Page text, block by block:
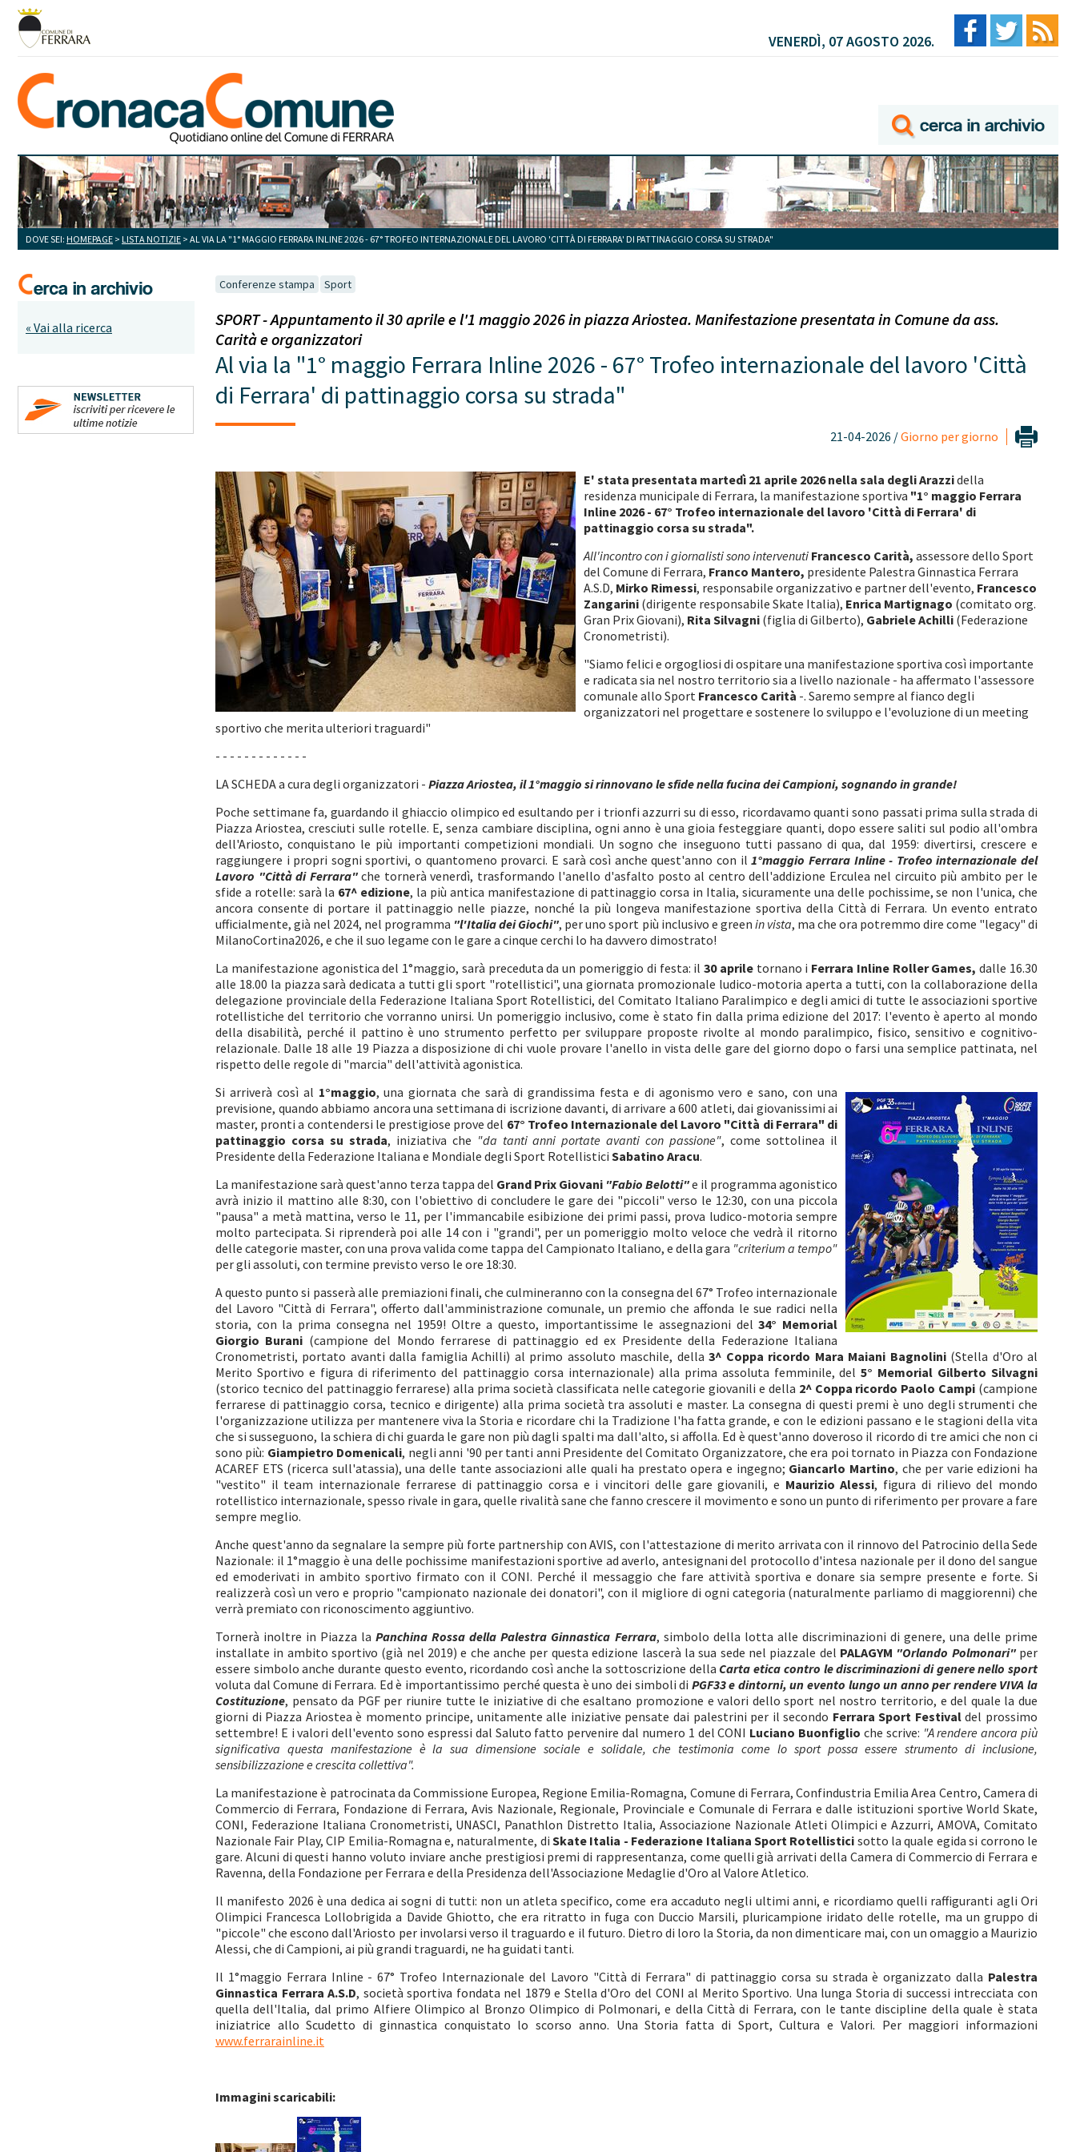
VENERDÌ, 07 AGOSTO 2026.
DOVE SEI: HOMEPAGE > LISTA NOTIZIE > AL VIA LA "1° MAGGIO FERRARA INLINE 2026 - 67° TROFEO INTERNAZIONALE DEL LAVORO 'CITTÀ DI FERRARA' DI PATTINAGGIO CORSA SU STRADA"
« Vai alla ricerca
Conferenze stampa Sport
SPORT - Appuntamento il 30 aprile e l'1 maggio 2026 in piazza Ariostea. Manifestazione presentata in Comune da ass.
Carità e organizzatori
Al via la "1° maggio Ferrara Inline 2026 - 67° Trofeo internazionale del lavoro 'Città
di Ferrara' di pattinaggio corsa su strada"
21-04-2026 /Giorno per giorno
E' stata presentata martedì 21 aprile 2026 nella sala degli Arazzidella
residenza municipale di Ferrara, la manifestazione sportiva "1° maggio Ferrara
Inline 2026 - 67° Trofeo internazionale del lavoro 'Città di Ferrara' di
pattinaggio corsa su strada".
All'incontro con i giornalisti sono intervenuti Francesco Carità, assessore dello Sport
del Comune di Ferrara, Franco Mantero, presidente Palestra Ginnastica Ferrara
A.S.D, Mirko Rimessi, responsabile organizzativo e partner dell'evento, Francesco
Zangarini (dirigente responsabile Skate Italia), Enrica Martignago (comitato org.
Gran Prix Giovani), Rita Silvagni (figlia di Gilberto), Gabriele Achilli (Federazione
Cronometristi).
"Siamo felici e orgogliosi di ospitare una manifestazione sportiva così importante
e radicata sia nel nostro territorio sia a livello nazionale - ha affermato l'assessore
comunale allo Sport Francesco Carità -. Saremo sempre al fianco degli
organizzatori nel progettare e sostenere lo sviluppo e l'evoluzione di un meeting
sportivo che merita ulteriori traguardi"
- - - - - - - - - - - - -
LA SCHEDA a cura degli organizzatori - Piazza Ariostea, il 1°maggio si rinnovano le sfide nella fucina dei Campioni, sognando in grande!
Poche settimane fa, guardando il ghiaccio olimpico ed esultando per i trionfi azzurri su di esso, ricordavamo quanti sono passati prima sulla strada di
Piazza Ariostea, cresciuti sulle rotelle. E, senza cambiare disciplina, ogni anno è una gioia festeggiare quanti, dopo essere saliti sul podio all'ombra
dell'Ariosto, conquistano le più importanti competizioni mondiali. Un sogno che inseguono tutti passano di qua, dal 1959: divertirsi, crescere e
raggiungere i propri sogni sportivi, o quantomeno provarci. E sarà così anche quest'anno con il1°maggio Ferrara Inline - Trofeo internazionale del
Lavoro "Città di Ferrara"che tornerà venerdì, trasformando l'anello d'asfalto posto al centro dell'addizione Erculea nel circuito più ambito per le
sfide a rotelle: sarà la 67^ edizione, la più antica manifestazione di pattinaggio corsa in Italia, sicuramente una delle pochissime, se non l'unica, che
ancora consente di portare il pattinaggio nelle piazze, nonché la più longeva manifestazione sportiva della Città di Ferrara. Un evento entrato
ufficialmente, già nel 2024, nel programma "l'Italia dei Giochi", per uno sport più inclusivo e green in vista, ma che ora potremmo dire come "legacy" di
MilanoCortina2026, e che il suo legame con le gare a cinque cerchi lo ha davvero dimostrato!
La manifestazione agonistica del 1°maggio, sarà preceduta da un pomeriggio di festa: il30 apriletornano i Ferrara Inline Roller Games,dalle 16.30
alle 18.00 la piazza sarà dedicata a tutti gli sport "rotellistici", una giornata promozionale ludico-motoria aperta a tutti, con la collaborazione della
delegazione provinciale della Federazione Italiana Sport Rotellistici, del Comitato Italiano Paralimpico e degli amici di tutte le associazioni sportive
rotellistiche del territorio che vorranno unirsi. Un pomeriggio inclusivo, come è stato fin dalla prima edizione del 2017: l'evento è aperto al mondo
della disabilità, perché il pattino è uno strumento perfetto per sviluppare proposte rivolte al mondo paralimpico, fisico, sensitivo e cognitivo-
relazionale. Dalle 18 alle 19 Piazza a disposizione di chi vuole provare l'anello in vista delle gare del giorno dopo o farsi una semplice pattinata, nel
rispetto delle regole di "marcia" dell'attività agonistica.
Si arriverà così al 1°maggio, una giornata che sarà di grandissima festa e di agonismo vero e sano, con una
previsione, quando abbiamo ancora una settimana di iscrizione davanti, di arrivare a 600 atleti, dai giovanissimi ai
master, pronti a contendersi le prestigiose prove del 67° Trofeo Internazionale del Lavoro "Città di Ferrara" di
pattinaggio corsa su strada, iniziativa che "da tanti anni portate avanti con passione", come sottolinea il
Presidente della Federazione Italiana e Mondiale degli Sport Rotellistici Sabatino Aracu.
La manifestazione sarà quest'anno terza tappa del Grand Prix Giovani "Fabio Belotti"e il programma agonistico
avrà inizio il mattino alle 8:30, con l'obiettivo di concludere le gare dei "piccoli" verso le 12:30, con una piccola
"pausa" a metà mattina, verso le 11, per l'immancabile esibizione dei primi passi, prova ludico-motoria sempre
molto partecipata. Si riprenderà poi alle 14 con i "grandi", per un pomeriggio molto veloce che vedrà il ritorno
delle categorie master, con una prova valida come tappa del Campionato Italiano, e della gara "criterium a tempo"
per gli assoluti, con termine previsto verso le ore 18:30.
A questo punto si passerà alle premiazioni finali, che culmineranno con la consegna del 67° Trofeo internazionale
del Lavoro "Città di Ferrara", offerto dall'amministrazione comunale, un premio che affonda le sue radici nella
storia, con la prima consegna nel 1959! Oltre a questo, importantissime le assegnazioni del34° Memorial
Giorgio Burani (campione del Mondo ferrarese di pattinaggio ed ex Presidente della Federazione Italiana
Cronometristi, portato avanti dalla famiglia Achilli) al primo assoluto maschile, della3^ Coppa ricordo Mara Maiani Bagnolini(Stella d'Oro al
Merito Sportivo e figura di riferimento del pattinaggio corsa internazionale) alla prima assoluta femminile, del5° Memorial Gilberto Silvagni
(storico tecnico del pattinaggio ferrarese) alla prima società classificata nelle categorie giovanili e della 2^ Coppa ricordo Paolo Campi (campione
ferrarese di pattinaggio corsa, tecnico e dirigente) alla prima società tra assoluti e master. La consegna di questi premi è uno degli strumenti che
l'organizzazione utilizza per mantenere viva la Storia e ricordare chi la Tradizione l'ha fatta grande, e con le edizioni passano e le stagioni della vita
che si susseguono, la schiera di chi guarda le gare non più dagli spalti ma dall'alto, si affolla. Ed è quest'anno doveroso il ricordo di tre amici che non ci
sono più: Giampietro Domenicali, negli anni '90 per tanti anni Presidente del Comitato Organizzatore, che era poi tornato in Piazza con Fondazione
ACAREF ETS (ricerca sull'atassia), una delle tante associazioni alle quali ha prestato opera e ingegno; Giancarlo Martino, che per varie edizioni ha
"vestito" il team internazionale ferrarese di pattinaggio corsa e i vincitori delle gare giovanili, e Maurizio Alessi, figura di rilievo del mondo
rotellistico internazionale, spesso rivale in gara, quelle rivalità sane che fanno crescere il movimento e sono un punto di riferimento per provare a fare
sempre meglio.
Anche quest'anno da segnalare la sempre più forte partnership con AVIS, con l'attestazione di merito arrivata con il rinnovo del Patrocinio della Sede
Nazionale: il 1°maggio è una delle pochissime manifestazioni sportive ad averlo, antesignani del protocollo d'intesa nazionale per il dono del sangue
ed emoderivati in ambito sportivo firmato con il CONI. Perché il messaggio che fare attività sportiva e donare sia sempre presente e forte. Si
realizzerà così un vero e proprio "campionato nazionale dei donatori", con il migliore di ogni categoria (naturalmente parliamo di maggiorenni) che
verrà premiato con riconoscimento aggiuntivo.
Tornerà inoltre in Piazza laPanchina Rossa della Palestra Ginnastica Ferrara, simbolo della lotta alle discriminazioni di genere, una delle prime
installate in ambito sportivo (già nel 2019) e che anche per questa edizione lascerà la sua sede nel piazzale del PALAGYM "Orlando Polmonari"per
essere simbolo anche durante questo evento, ricordando così anche la sottoscrizione della Carta etica contro le discriminazioni di genere nello sport
voluta dal Comune di Ferrara. Ed è importantissimo perché questa è uno dei simboli di PGF33 e dintorni, un evento lungo un anno per rendere VIVA la
Costituzione, pensato da PGF per riunire tutte le iniziative di che esaltano promozione e valori dello sport nel nostro territorio, e del quale la due
giorni di Piazza Ariostea è momento principe, unitamente alle iniziative pensate dai palestrini per il secondo Ferrara Sport Festivaldel prossimo
settembre! E i valori dell'evento sono espressi dal Saluto fatto pervenire dal numero 1 del CONI Luciano Buonfiglio che scrive: "A rendere ancora più
significativa questa manifestazione è la sua dimensione sociale e solidale, che testimonia come lo sport possa essere strumento di inclusione,
sensibilizzazione e crescita collettiva".
La manifestazione è patrocinata da Commissione Europea, Regione Emilia-Romagna, Comune di Ferrara, Confindustria Emilia Area Centro, Camera di
Commercio di Ferrara, Fondazione di Ferrara, Avis Nazionale, Regionale, Provinciale e Comunale di Ferrara e dalle istituzioni sportive World Skate,
CONI, Federazione Italiana Cronometristi, UNASCI, Panathlon Distretto Italia, Associazione Nazionale Atleti Olimpici e Azzurri, AMOVA, Comitato
Nazionale Fair Play, CIP Emilia-Romagna e, naturalmente, di Skate Italia - Federazione Italiana Sport Rotellistici sotto la quale egida si corrono le
gare. Alcuni di questi hanno voluto inviare anche prestigiosi premi di rappresentanza, come quelli già arrivati della Camera di Commercio di Ferrara e
Ravenna, della Fondazione per Ferrara e della Presidenza dell'Associazione Medaglie d'Oro al Valore Atletico.
Il manifesto 2026 è una dedica ai sogni di tutti: non un atleta specifico, come era accaduto negli ultimi anni, e ricordiamo quelli raffiguranti agli Ori
Olimpici Francesca Lollobrigida a Davide Ghiotto, che era ritratto in fuga con Duccio Marsili, pluricampione iridato delle rotelle, ma un gruppo di
"piccole" che escono dall'Ariosto per involarsi verso il traguardo e il futuro. Dietro di loro la Storia, da non dimenticare mai, con un omaggio a Maurizio
Alessi, che di Campioni, ai più grandi traguardi, ne ha guidati tanti.
Il 1°maggio Ferrara Inline - 67° Trofeo Internazionale del Lavoro "Città di Ferrara" di pattinaggio corsa su strada è organizzato dalla Palestra
Ginnastica Ferrara A.S.D, società sportiva fondata nel 1879 e Stella d'Oro del CONI al Merito Sportivo. Una lunga Storia di successi intrecciata con
quella dell'Italia, dal primo Alfiere Olimpico al Bronzo Olimpico di Polmonari, e della Città di Ferrara, con le tante discipline della quale è stata
iniziatrice allo Scudetto di ginnastica conquistato lo scorso anno. Una Storia fatta di Sport, Cultura e Valori. Per maggiori informazioni
www.ferrarainline.it
Immagini scaricabili: